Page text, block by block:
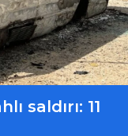
saldırı: 11